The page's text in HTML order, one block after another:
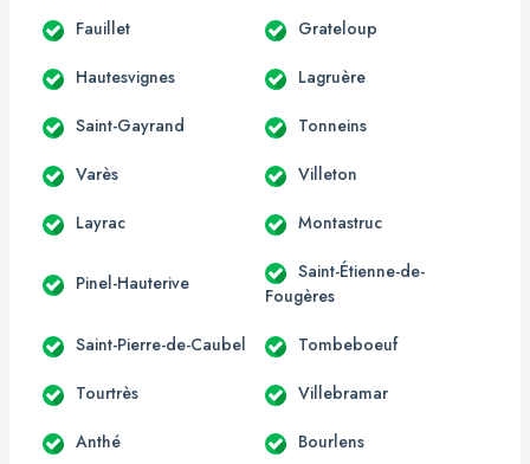
Fauillet Grateloup
Hautesvignes Lagruère
Saint-Gayrand Tonneins
Varès Villeton
Layrac Montastruc
Pinel-Hauterive
Saint-Étienne-de-
Fougères
Saint-Pierre-de-Caubel Tombeboeuf
Tourtrès Villebramar
Anthé Bourlens